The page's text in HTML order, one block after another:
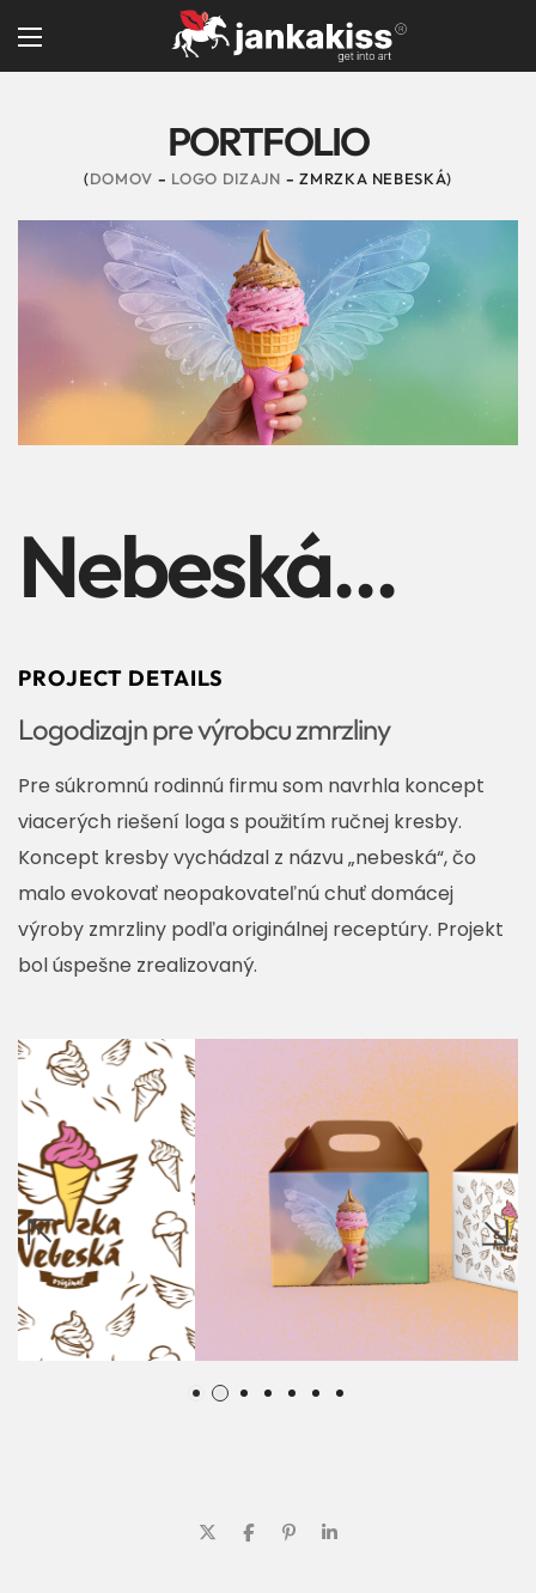
PORTFOLIO
DOMOV LOGO DIZAJN ZMRZKA NEBESKÁ
Nebeská...
PROJECT DETAILS
Logodizajn pre výrobcu zmrzliny
Pre súkromnú rodinnú firmu som navrhla koncept
viacerých riešení loga s použitím ručnej kresby.
Koncept kresby vychádzal z názvu „nebeská“, čo
malo evokovať neopakovateľnú chuť domácej
výroby zmrzliny podľa originálnej receptúry. Projekt
bol úspešne zrealizovaný.